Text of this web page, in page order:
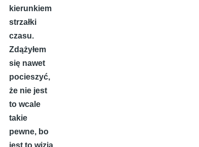
kierunkiem
strzałki
czasu.
Zdążyłem
się nawet
pocieszyć,
że nie jest
to wcale
takie
pewne, bo